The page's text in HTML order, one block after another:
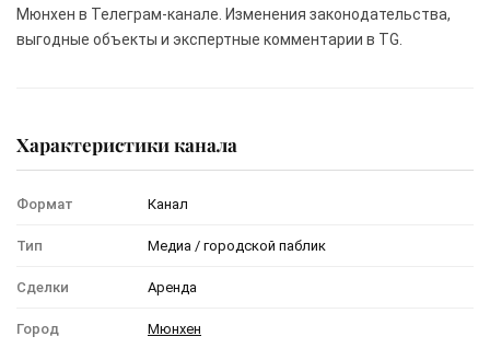
Мюнхен в Телеграм-канале. Изменения законодательства,
выгодные объекты и экспертные комментарии в TG.
Характеристики канала
Формат Канал
Тип Медиа / городской паблик
Сделки Аренда
Город Мюнхен